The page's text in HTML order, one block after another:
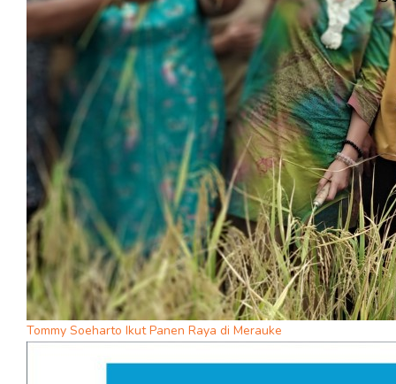
Tommy Soeharto Ikut Panen Raya di Merauke